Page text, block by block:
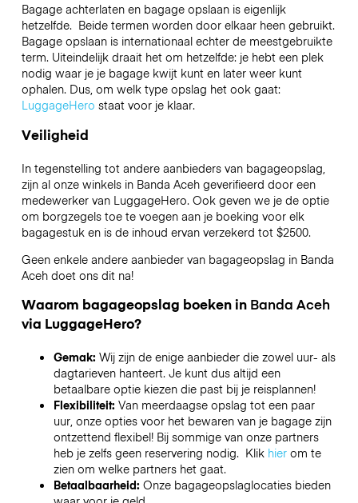
Bagage achterlaten en bagage opslaan is eigenlijk
hetzelfde. Beide termen worden door elkaar heen gebruikt.
Bagage opslaan is internationaal echter de meestgebruikte
term. Uiteindelijk draait het om hetzelfde: je hebt een plek
nodig waar je je bagage kwijt kunt en later weer kunt
ophalen. Dus, om welk type opslag het ook gaat:
LuggageHero staat voor je klaar.
Veiligheid
In tegenstelling tot andere aanbieders van bagageopslag,
zijn al onze winkels in Banda Acehgeverifieerd door een
medewerker van LuggageHero. Ook geven we je de optie
om borgzegels toe te voegen aan je boeking voor elk
bagagestuk en is de inhoud ervan verzekerd tot $2500.
Geen enkele andere aanbieder van bagageopslag in Banda
Acehdoet ons dit na!
Waarom bagageopslag boeken in Banda Aceh
via LuggageHero?
Gemak: Wij zijn de enige aanbieder die zowel uur- als
dagtarieven hanteert. Je kunt dus altijd een
betaalbare optie kiezen die past bij je reisplannen!
Flexibiliteit: Van meerdaagse opslag tot een paar
uur, onze opties voor het bewaren van je bagage zijn
ontzettend flexibel! Bij sommige van onze partners
heb je zelfs geen reservering nodig. Klik hierom te
zien om welke partners het gaat.
Betaalbaarheid: Onze bagageopslaglocaties bieden